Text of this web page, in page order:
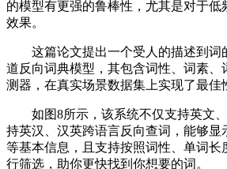
的模型有更强的鲁棒性，尤其是对于低
效果。
这篇论文提出一个受人的描述到词
道反向词典模型，其包含词性、词素、
测器，在真实场景数据集上实现了最佳
如图8所示，该系统不仅支持英文、
持英汉、汉英跨语言反向查词，能够显
等基本信息，且支持按照词性、单词长
行筛选，助你更快找到你想要的词。